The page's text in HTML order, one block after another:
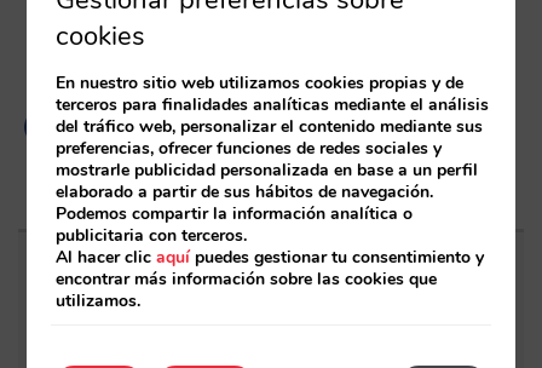
Entradas relacionadas
cookies
En nuestro sitio web utilizamos cookies propias y de
terceros para finalidades analíticas mediante el análisis
del tráfico web, personalizar el contenido mediante sus
preferencias, ofrecer funciones de redes sociales y
mostrarle publicidad personalizada en base a un perfil
elaborado a partir de sus hábitos de navegación.
Podemos compartir la información analítica o
publicitaria con terceros.
Al hacer clicaquípuedes gestionar tu consentimiento y
encontrar más información sobre las cookies que
utilizamos.